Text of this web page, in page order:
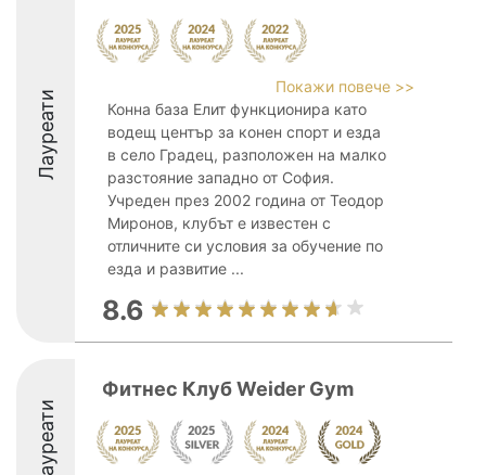
Лауреати
Покажи повече >>
Конна база Елит функционира като
водещ център за конен спорт и езда
в село Градец, разположен на малко
разстояние западно от София.
Учреден през 2002 година от Теодор
Миронов, клубът е известен с
отличните си условия за обучение по
езда и развитие ...
8.6
Лауреати
Фитнес Клуб Weider Gym